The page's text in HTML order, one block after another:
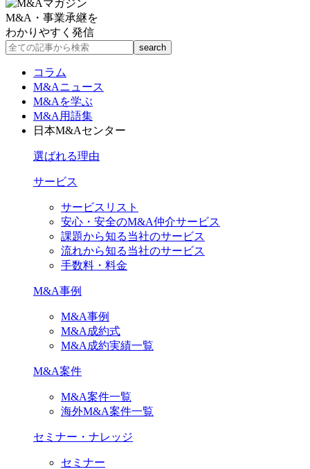
M&A・事業承継を
わかりやすく発信
コラム
M&Aニュース
M&Aを学ぶ
M&A用語集
日本M&Aセンター
選ばれる理由
サービス
サービスリスト
安心・安全のM&A仲介サービス
課題から知る当社のサービス
流れから知る当社のサービス
手数料・料金
M&A事例
M&A事例
M&A成約式
M&A成約実績一覧
M&A案件
M&A案件一覧
海外M&A案件一覧
セミナー・ナレッジ
セミナー